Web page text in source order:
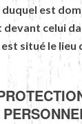
est
celui
situé le lieu